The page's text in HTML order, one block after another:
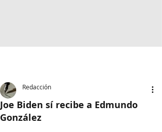
Joe Biden sí recibe a Edmundo
González
Redacción